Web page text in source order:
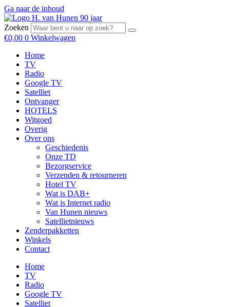
Ga naar de inhoud
Zoeken
€0,00 0 Winkelwagen
Home
TV
Radio
Google TV
Satelliet
Ontvanger
HOTELS
Witgoed
Overig
Over ons
Geschiedenis
Onze TD
Bezorgservice
Verzenden & retourneren
Hotel TV
Wat is DAB+
Wat is Internet radio
Van Hunen nieuws
Satellietnieuws
Zenderpakketten
Winkels
Contact
Home
TV
Radio
Google TV
Satelliet